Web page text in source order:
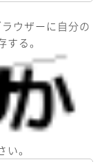
ウザーに自分の
る。
。